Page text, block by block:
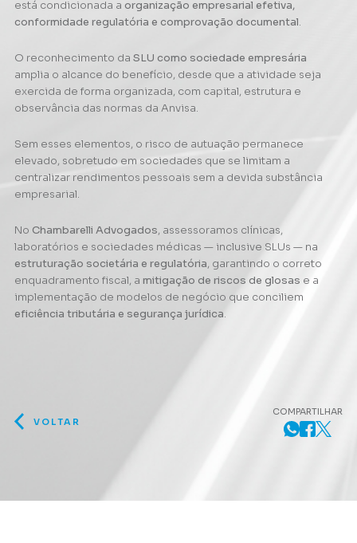
está condicionada a organização empresarial efetiva,
conformidade regulatória e comprovação documental.
O reconhecimento da SLU como sociedade empresária
amplia o alcance do benefício, desde que a atividade seja
exercida de forma organizada, com capital, estrutura e
observância das normas da Anvisa.
Sem esses elementos, o risco de autuação permanece
elevado, sobretudo em sociedades que se limitam a
centralizar rendimentos pessoais sem a devida substância
empresarial.
No Chambarelli Advogados, assessoramos clínicas,
laboratórios e sociedades médicas — inclusive SLUs — na
estruturação societária e regulatória, garantindo o correto
enquadramento fiscal, a mitigação de riscos de glosas e a
implementação de modelos de negócio que conciliem
eficiência tributária e segurança jurídica.
VOLTAR
COMPARTILHAR